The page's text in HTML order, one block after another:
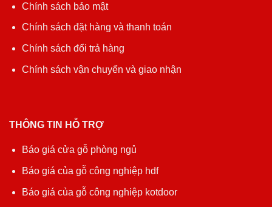
Chính sách bảo mật
Chính sách đặt hàng và thanh toán
Chính sách đổi trả hàng
Chính sách vận chuyển và giao nhận
THÔNG TIN HỖ TRỢ
Báo giá cửa gỗ phòng ngủ
Báo giá của gỗ công nghiệp hdf
Báo giá của gỗ công nghiệp kotdoor